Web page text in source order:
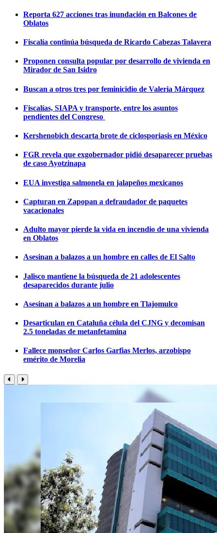
Reporta 627 acciones tras inundación en Balcones de
Oblatos
Fiscalía continúa búsqueda de Ricardo Cabezas Talavera
Proponen consulta popular por desarrollo de vivienda en
Mirador de San Isidro
Buscan a otros tres por feminicidio de Valeria Márquez
Fiscalías, SIAPA y transporte, entre los asuntos
pendientes del Congreso
Kershenobich descarta brote de ciclosporiasis en México
FGR revela que exgobernador pidió desaparecer pruebas
de caso Ayotzinapa
EUA investiga salmonela en jalapeños mexicanos
Capturan en Zapopan a defraudador de paquetes
vacacionales
Adulto mayor pierde la vida en incendio de una vivienda
en Oblatos
Asesinan a balazos a un hombre en calles de El Salto
Jalisco mantiene la búsqueda de 21 adolescentes
desaparecidos durante julio
Asesinan a balazos a un hombre en Tlajomulco
Desarticulan en Cataluña célula del CJNG y decomisan
2.5 toneladas de metanfetamina
Fallece monseñor Carlos Garfias Merlos, arzobispo
emérito de Morelia